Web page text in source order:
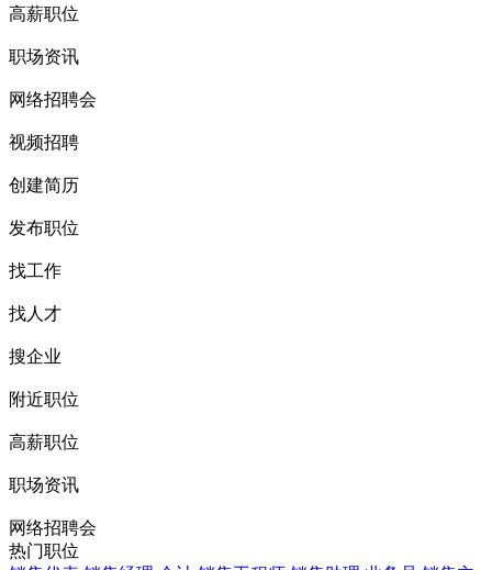
高薪职位
职场资讯
网络招聘会
视频招聘
创建简历
发布职位
找工作
找人才
搜企业
附近职位
高薪职位
职场资讯
网络招聘会
热门职位